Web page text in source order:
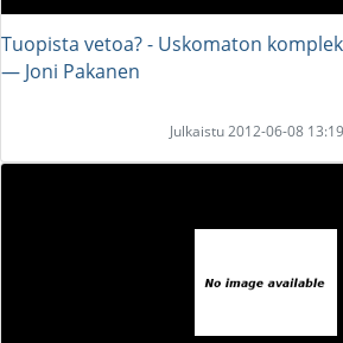
Tuopista vetoa? - Uskomaton
― Joni Pakanen
Julkaistu 2012-06-08